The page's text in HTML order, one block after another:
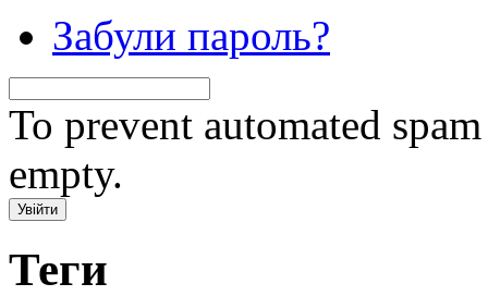
Забули пароль?
To prevent automated
empty.
Теги